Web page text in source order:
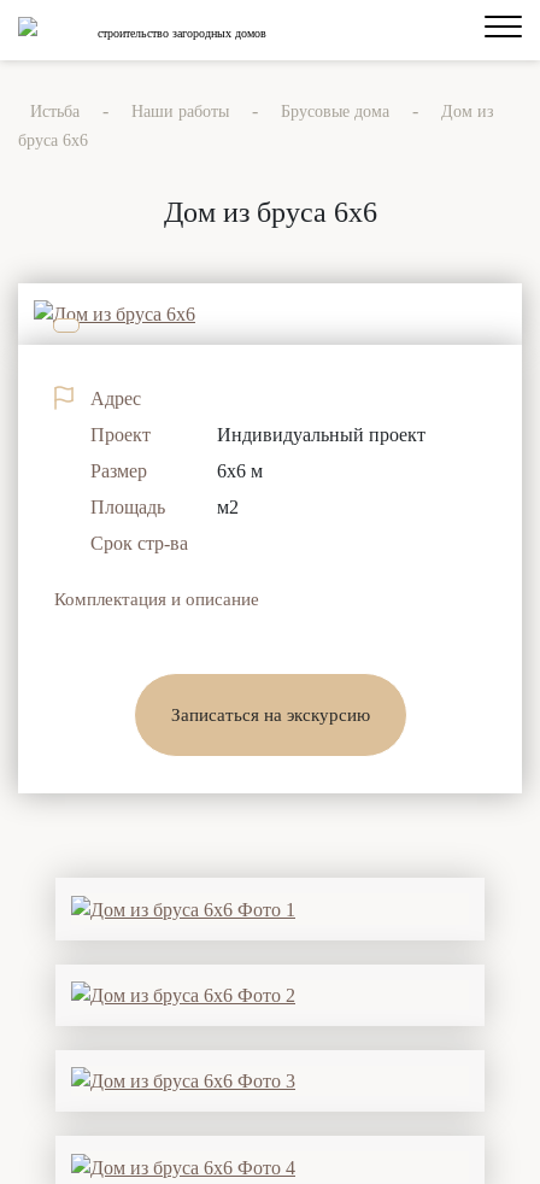
строительство загородных домов
Истьба - Наши работы - Брусовые дома -
Дом из
бруса 6х6
Дом из бруса 6х6
Адрес
Проект
Индивидуальный проект
Размер
6x6 м
Площадь
м2
Срок стр-ва
Комплектация и описание
Записаться на экскурсию